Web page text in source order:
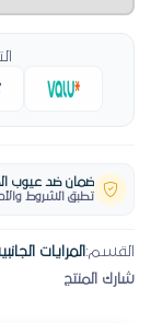
ضمان ضد عيوب
تطبق الشروط
القسم: المرايات
شارك المنتج